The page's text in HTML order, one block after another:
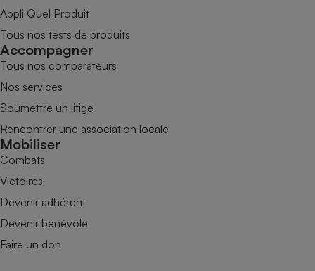
Appli Quel Produit
Tous nos tests de produits
Accompagner
Tous nos comparateurs
Nos services
Soumettre un litige
Rencontrer une association locale
Mobiliser
Combats
Victoires
Devenir adhérent
Devenir bénévole
Faire un don